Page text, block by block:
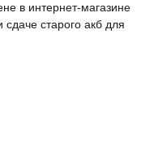
в интернет-магазине
сдаче старого акб для